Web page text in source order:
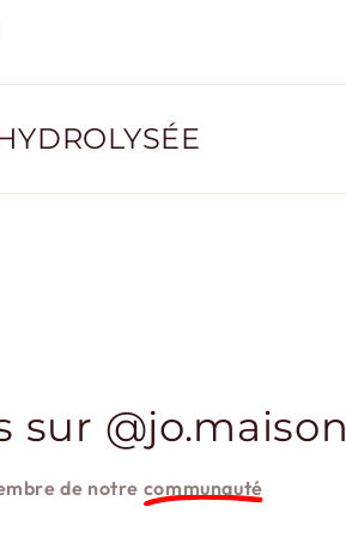
sur
de notre communauté